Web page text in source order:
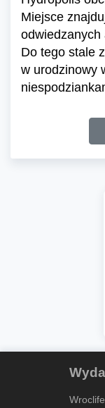
Miejsce
odwiedzanych
Do tego stale
w urodzinowy